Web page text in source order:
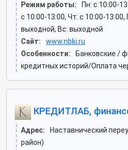
Режим работы:
Пн: c 10:00-
c 10:00-13:00, Чт: c 10:00-13:00,
выходной, Вс: выходной
Сайт:
www.nbki.ru
Особенности:
Банковские /
кредитных историй/Оплата
КРЕДИТЛАБ,
Адрес:
Наставнический
район)